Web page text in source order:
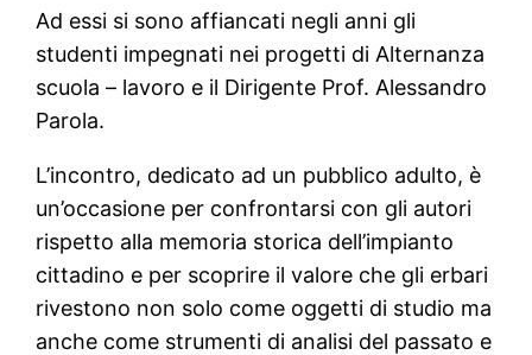
Ad essi si sono affiancati negli anni gli
studenti impegnati nei progetti di Alternanza
scuola – lavoro e il Dirigente Prof. Alessandro
Parola.
L’incontro, dedicato ad un pubblico adulto, è
un’occasione per confrontarsi con gli autori
rispetto alla memoria storica dell’impianto
cittadino e per scoprire il valore che gli erbari
rivestono non solo come oggetti di studio ma
anche come strumenti di analisi del passato e